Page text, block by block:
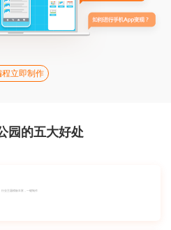
程立即制作
园的五大好处
行业主题模板丰富，一键制作